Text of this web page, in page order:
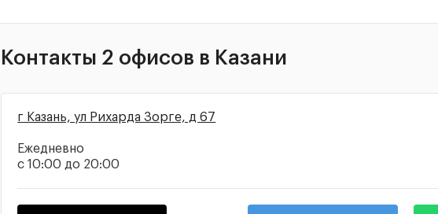
Контакты 2 офисов в Казани
г Казань, ул Рихарда Зорге, д 67
Ежедневно
с 10:00 до 20:00